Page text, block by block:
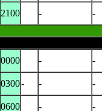
2100 -
-
0000 - -
0300- - -
0600 - -